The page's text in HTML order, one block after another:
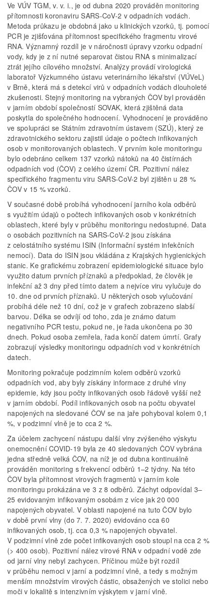
Ve VÚV TGM, v. v. i., je od dubna 2020 prováděn monitoring
přítomnosti koronaviru SARS-CoV-2 v odpadních vodách.
Metoda průkazu je obdobná jako u klinických vzorků, tj. pomocí
PCR je zjišťována přítomnost specifického fragmentu virové
RNA. Významný rozdíl je v náročnosti úpravy vzorku odpadní
vody, kdy je z ní nutné separovat čistou RNA s minimalizací
ztrát jejího cílového množství. Analýzy provádí virologická
laboratoř Výzkumného ústavu veterinárního lékařství (VÚVeL)
v Brně, která má s detekcí virů v odpadních vodách dlouholeté
zkušenosti. Stejný monitoring na vybraných ČOV byl prováděn
v jarním období společností SOVAK, která zjištěná data
poskytla do společného hodnocení. Vyhodnocení je prováděno
ve spolupráci se Státním zdravotním ústavem (SZÚ), který ze
zdravotnického sektoru zajistil údaje o počtech infikovaných
osob v monitorovaných oblastech. V prvním kole monitoringu
bylo odebráno celkem 137 vzorků nátoků na 40 čistírnách
odpadních vod (ČOV) z celého území ČR. Pozitivní nález
specifického fragmentu viru SARS-CoV-2 byl zjištěn u 28 %
ČOV v 15 % vzorků.
V současné době probíhá vyhodnocení jarního kola odběrů
s využitím údajů o počtech infikovaných osob v konkrétních
oblastech, které byly v průběhu monitoringu nedostupné. Data
o osobách pozitivních na SARS-CoV-2 jsou získána
z celostátního systému ISIN (Informační systém infekčních
nemocí). Data do ISIN jsou vkládána z Krajských hygienických
stanic. Ke grafickému zobrazení epidemiologické situace bylo
využito datum prvních příznaků a předpoklad, že člověk je
infekční až 3 dny před tímto datem a nejvíce viru vylučuje do
10. dne od prvních příznaků. U některých osob vylučování
probíhá déle než 10 dní, což je v grafech zobrazeno slabší
barvou. Délka se odvíjí od toho, zda je známo datum
negativního PCR testu, pokud ne, je řada ukončena po 30
dnech. Pokud osoba zemřela, řada končí datem úmrtí. Grafy
zobrazují výsledky monitoringu odpadních vod v konkrétních
datech.
Monitoring pokračuje podzimním kolem odběrů vzorků
odpadních vod, aby byly získány informace z druhé vlny
epidemie, kdy jsou počty infikovaných osob řádově vyšší než
v jarním období. Podíl infikovaných osob na počtu obyvatel
napojených na sledované ČOV se na jaře pohyboval kolem 0,1
%, v podzimní vlně je to cca 2 %.
Za účelem zachycení nástupu další vlny zvýšeného výskytu
onemocnění COVID-19 byla ze 40 sledovaných ČOV vybrána
jedna středně velká ČOV, na níž je od dubna kontinuálně
prováděn monitoring s frekvencí odběrů 1–2 týdny. Na této
ČOV byla přítomnost virových fragmentů v jarním kole
monitoringu prokázána ve 3 z 8 odběrů. Záchyt odpovídal 3–
25 evidovaným infikovaným osobám z více jak 20 000
napojených obyvatel. V oblasti napojené na tuto ČOV bylo
v době první vlny (do 7. 7. 2020) evidováno cca 60
infikovaných osob, tj. cca 0,3 % napojených obyvatel.
V podzimní vlně zde počet infikovaných osob stoupl na cca 2 %
(> 400 osob). Pozitivní nález virové RNA v odpadní vodě zde
od jarní vlny nebyl zachycen. Příčinou může být rozdíl
v průběhu nemoci v jarní a podzimní vlně, a tedy s možným
menším množstvím virových částic, obsažených ve stolici nebo
moči v lokalitě s intenzivním výskytem v jarní vlně.